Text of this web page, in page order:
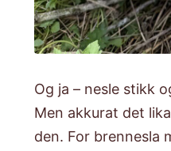
Og ja – nesle stikk
Men akkurat det
den. For brennesla